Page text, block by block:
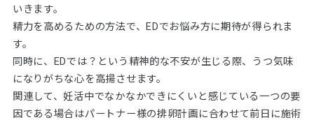
いきます。
精力を高めるための方法で、EDでお悩み方に期待が得られま
す。
同時に、EDでは？という精神的な不安が生じる際、うつ気味
になりがちな心を高揚させます。
関連して、妊活中でなかなかできにくいと感じている一つの要
因である場合はパートナー様の排卵計画に合わせて前日に施術